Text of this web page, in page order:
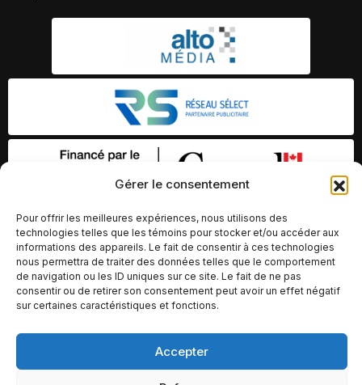
Gérer le consentement
Pour offrir les meilleures expériences, nous utilisons des
technologies telles que les témoins pour stocker et/ou accéder aux
informations des appareils. Le fait de consentir à ces technologies
nous permettra de traiter des données telles que le comportement
de navigation ou les ID uniques sur ce site. Le fait de ne pas
consentir ou de retirer son consentement peut avoir un effet négatif
sur certaines caractéristiques et fonctions.
Accepter
© Copyright 2026 – Altomédia Inc |
Ce site internet a été conçu et développé par Chameleon Ideas